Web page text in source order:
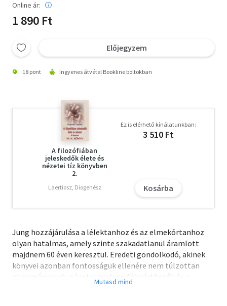
Online ár:
1 890 Ft
Előjegyzem
18 pont Ingyenes átvétel Bookline boltokban
A filozófiában
jeleskedők élete és
nézetei tíz könyvben
2.
Laertiosz, Diogenész
Ez is elérhető kínálatunkban:
3 510 Ft
Kosárba
Jung hozzájárulása a lélektanhoz és az elmekórtanhoz
olyan hatalmas, amely szinte szakadatlanul áramlott
majdnem 60 éven keresztül. Eredeti gondolkodó, akinek
könyvei azonban fontosságuk ellenére nem túlzottan
olvasmányosak, nézetei gyakran félreérthetők és a